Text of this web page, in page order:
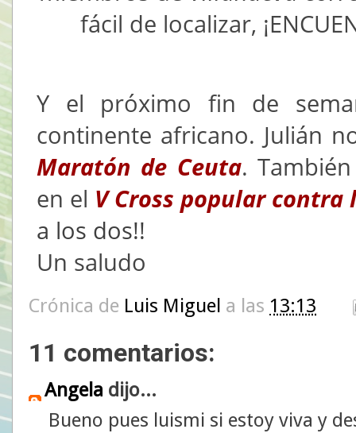
fácil de localizar,
Y el próximo fin de
continente africano. Julián
Maratón de Ceuta.
en el V Cross popular contra
a los dos!!
Un saludo
Crónica de Luis Miguel a las 13:13
11 comentarios:
Angela dijo...
Bueno pues luismi si estoy viva y